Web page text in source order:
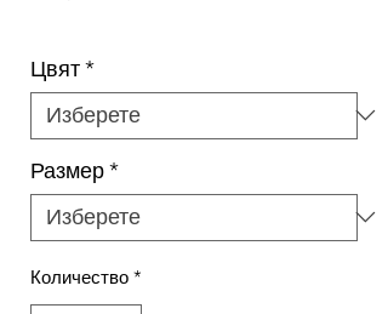
Цвят*
Размер*
Количество *